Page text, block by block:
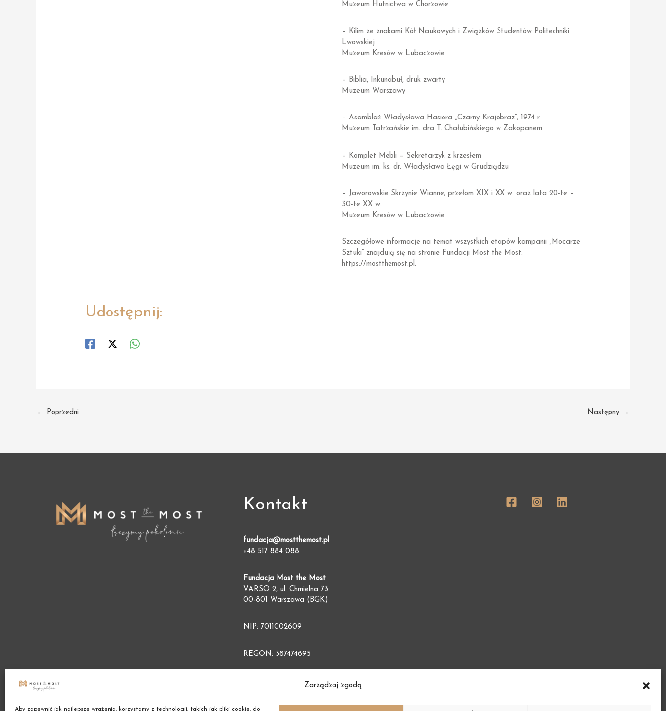
Zarządzaj zgodą
Aby zapewnić jak najlepsze wrażenia, korzystamy z technologii, takich jak pliki cookie, do
Muzeum Hutnictwa w Chorzowie
– Kilim ze znakami Kół Naukowych i Związków Studentów Politechniki
Lwowskiej
Muzeum Kresów w Lubaczowie
– Biblia, Inkunabuł, druk zwarty
Muzeum Warszawy
– Asamblaż Władysława Hasiora „Czarny Krajobraz”, 1974 r.
Muzeum Tatrzańskie im. dra T. Chałubińskiego w Zakopanem
– Komplet Mebli – Sekretarzyk z krzesłem
Muzeum im. ks. dr. Władysława Łęgi w Grudziądzu
– Jaworowskie Skrzynie Wianne, przełom XIX i XX w. oraz lata 20-te –
30-te XX w.
Muzeum Kresów w Lubaczowie
Szczegółowe informacje na temat wszystkich etapów kampanii „Mocarze
Sztuki” znajdują się na stronie Fundacji Most the Most:
https://mostthemost.pl.
Udostępnij:
Post
← Poprzedni Następny →
Kontakt
fundacja@mostthemost.pl
+48 517 884 088
Fundacja Most the Most
VARSO 2, ul. Chmielna 73
00-801 Warszawa (BGK)
NIP: 7011002609
REGON: 387474695